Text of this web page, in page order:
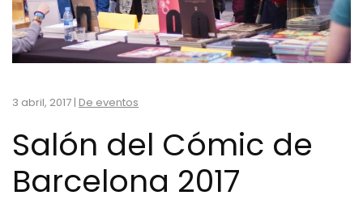
3 abril, 2017 | De eventos
Salón del Cómic de
Barcelona 2017